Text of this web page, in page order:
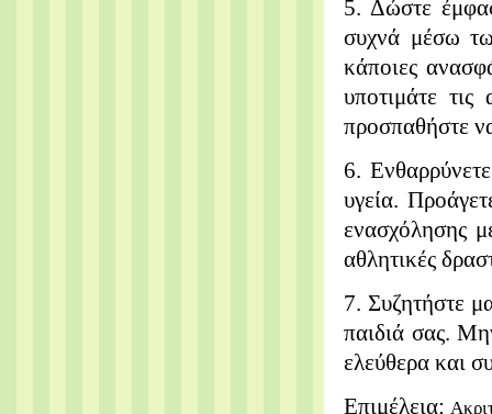
5. Δώστε
συχνά μέσω
κάποιες
υποτιμάτε
προσπαθήστε
6.
υγεία.
ενασχόλησης
αθλητικές
7. Συζητήστε
παιδιά σας.
ελεύθερα και
Επιμέλεια: